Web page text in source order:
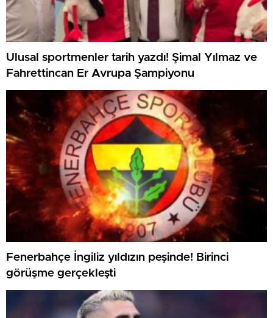
Ulusal sportmenler tarih yazdı! Şimal Yılmaz ve
Fahrettincan Er Avrupa Şampiyonu
Fenerbahçe İngiliz yıldızın peşinde! Birinci
görüşme gerçekleşti